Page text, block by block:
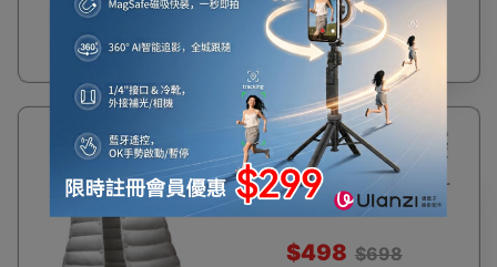
$255 $288
OFF
Flexwarm 飛樂思三區發熱電
熱背心 - 女款白色L碼 (產品不
包括電池需另購) | 3段溫度切
換 | 3位置發熱保溫 | 香港行貨
$498 $698